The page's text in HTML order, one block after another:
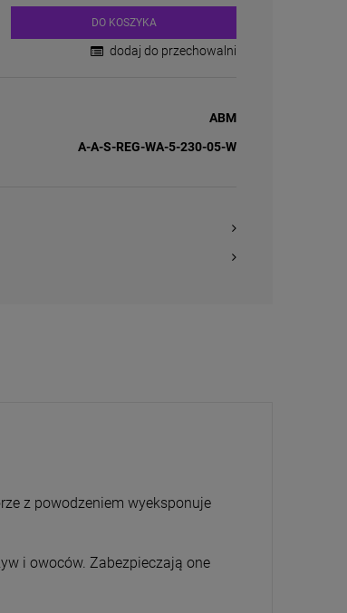
DO KOSZYKA
dodaj do przechowalni
ABM
A-A-S-REG-WA-5-230-05-W
z powodzeniem wyeksponuje
i owoców. Zabezpieczają one